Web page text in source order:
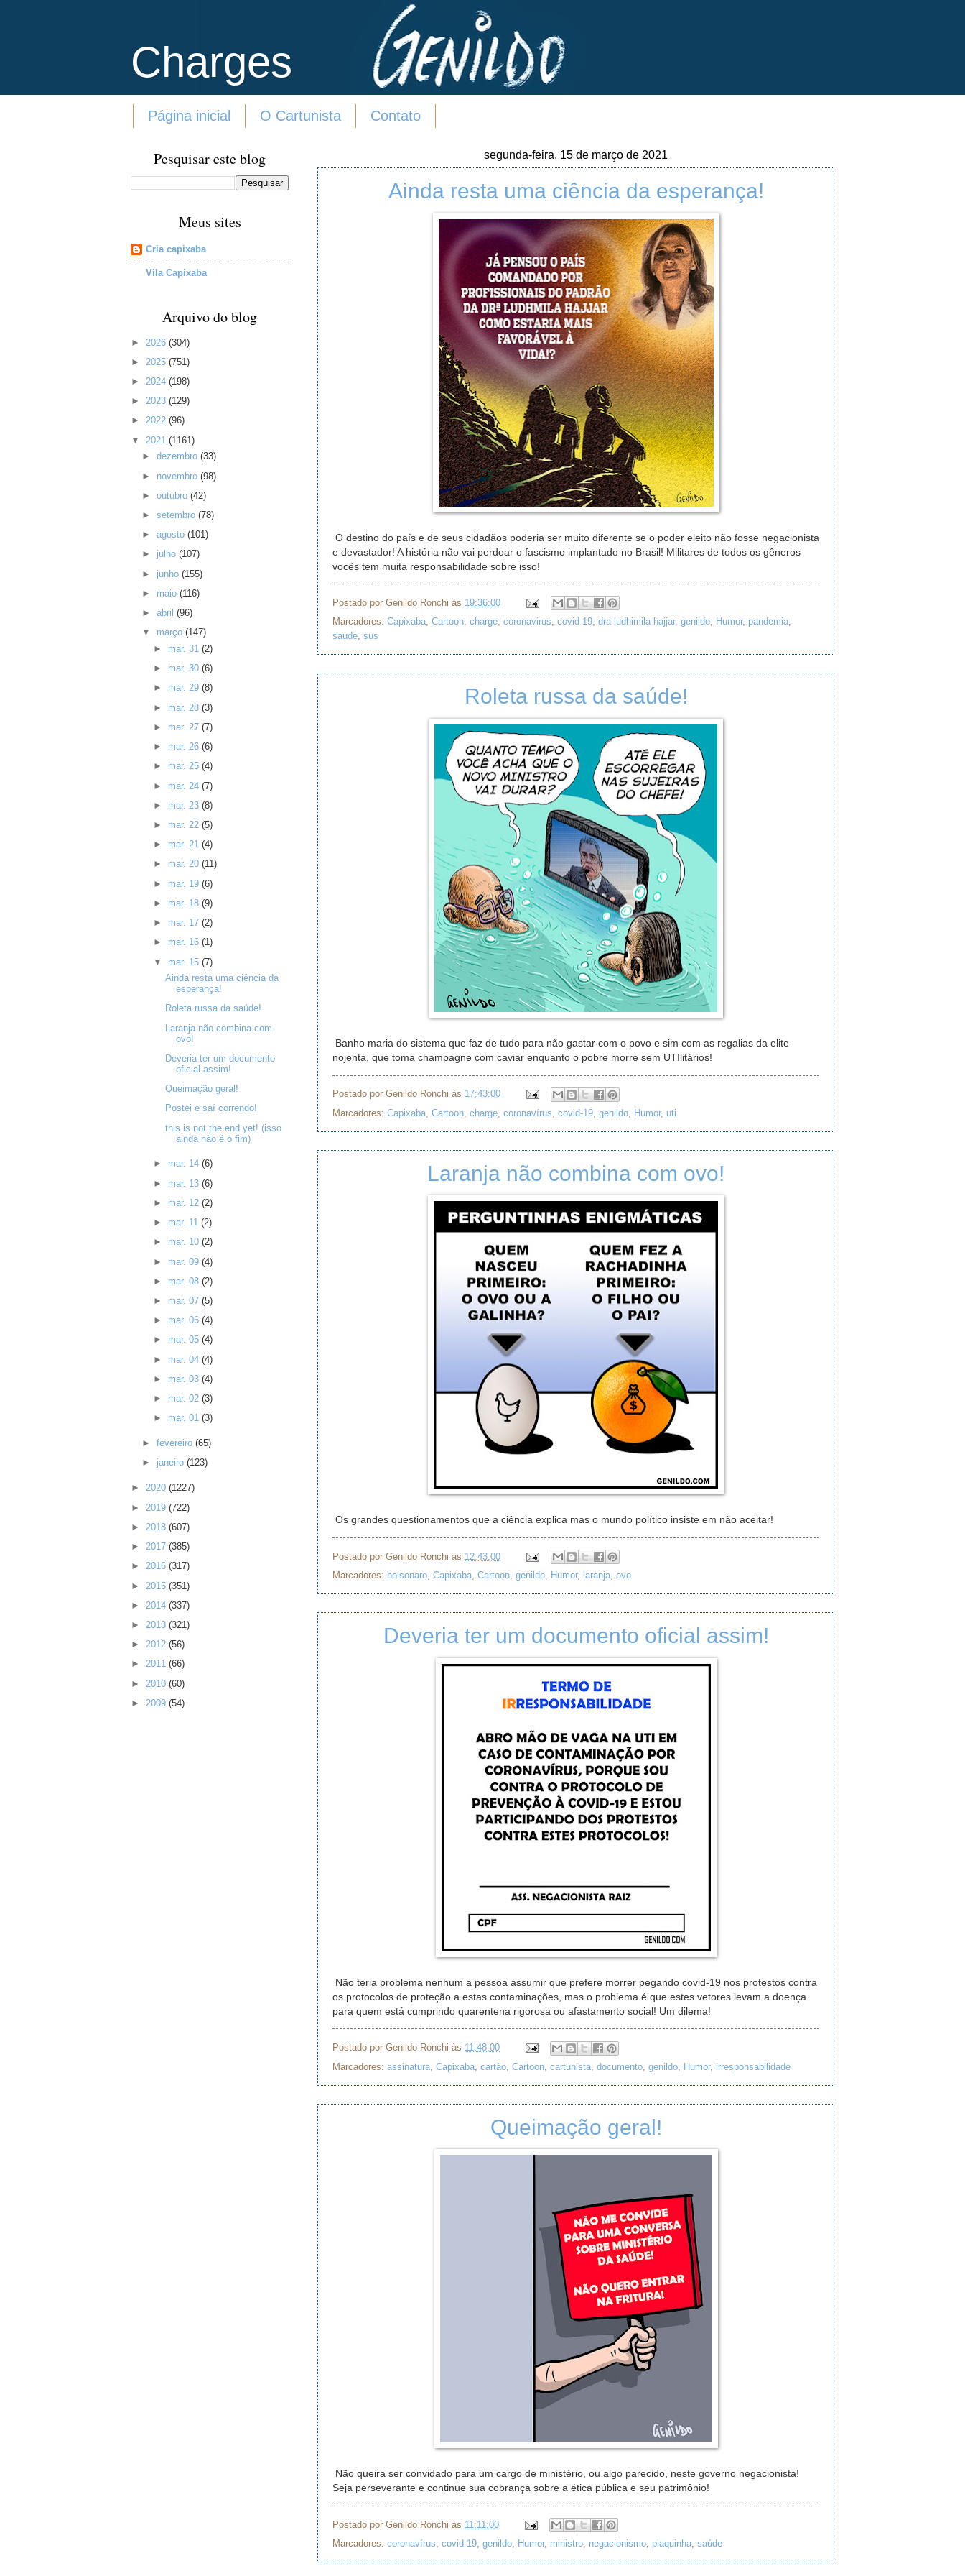
Charges
Página inicial O Cartunista Contato
segunda-feira, 15 de março de 2021
Ainda resta uma ciência da esperança!
O destino do país e de seus cidadãos poderia ser muito diferente se o poder eleito não fosse negacionista
e devastador! A história não vai perdoar o fascismo implantado no Brasil! Militares de todos os gêneros
vocês tem muita responsabilidade sobre isso!
Postado por Genildo Ronchi às 19:36:00
Marcadores: Capixaba, Cartoon, charge, coronavirus, covid-19, dra ludhimila hajjar, genildo, Humor, pandemia,
saude, sus
Roleta russa da saúde!
Banho maria do sistema que faz de tudo para não gastar com o povo e sim com as regalias da elite
nojenta, que toma champagne com caviar enquanto o pobre morre sem UTIlitários!
Postado por Genildo Ronchi às 17:43:00
Marcadores: Capixaba Cartoon charge coronavírus covid-19 genildo Humor, uti
Laranja não combina com ovo!
Os grandes questionamentos que a ciência explica mas o mundo político insiste em não aceitar!
Postado por Genildo Ronchi às 12:43:00
Marcadores: bolsonaro, Capixaba, Cartoon, genildo, Humor, laranja, ovo
Deveria ter um documento oficial assim!
Não teria problema nenhum a pessoa assumir que prefere morrer pegando covid-19 nos protestos contra
os protocolos de proteção a estas contaminações, mas o problema é que estes vetores levam a doença
para quem está cumprindo quarentena rigorosa ou afastamento social! Um dilema!
Postado por Genildo Ronchi às 11:48:00
Marcadores: assinatura Capixaba cartão Cartoon cartunista documento genildo Humor, irresponsabilidade
Queimação geral!
Não queira ser convidado para um cargo de ministério, ou algo parecido, neste governo negacionista!
Seja perseverante e continue sua cobrança sobre a ética pública e seu patrimônio!
Postado por Genildo Ronchi às 11:11:00
Marcadores: coronavírus, covid-19, genildo, Humor, ministro, negacionismo, plaquinha, saúde
Pesquisar este blog
Meus sites
Cria capixaba
Vila Capixaba
Arquivo do blog
► 2026 (304)
► 2025 (751)
► 2024 (198)
► 2023 (129)
► 2022 (96)
▼ 2021 (1161)
►dezembro(33)
► novembro(98)
►outubro(42)
►setembro(78)
►agosto(101)
► julho(107)
► junho(155)
► maio(116)
►abril(96)
▼ março(147)
► mar. 31 (2)
► mar. 30 (6)
► mar. 29 (8)
► mar. 28 (3)
► mar. 27 (7)
► mar. 26 (6)
► mar. 25 (4)
► mar. 24 (7)
► mar. 23 (8)
► mar. 22 (5)
► mar. 21 (4)
► mar. 20 (11)
► mar. 19 (6)
► mar. 18 (9)
► mar. 17 (2)
► mar. 16 (1)
▼ mar. 15 (7)
Ainda resta uma ciência da
esperança!
Roleta russa da saúde!
Laranja não combina com
ovo!
Deveria ter um documento
oficial assim!
Queimação geral!
Postei e saí correndo!
this is not the end yet! (isso
ainda não é o fim)
► mar. 14 (6)
► mar. 13 (6)
► mar. 12 (2)
► mar. 11 (2)
► mar. 10 (2)
► mar. 09 (4)
► mar. 08 (2)
► mar. 07 (5)
► mar. 06 (4)
► mar. 05 (4)
► mar. 04 (4)
► mar. 03 (4)
► mar. 02 (3)
► mar. 01 (3)
►fevereiro(65)
► janeiro(123)
► 2020 (1227)
► 2019 (722)
► 2018 (607)
► 2017 (385)
► 2016 (317)
► 2015 (351)
► 2014 (337)
► 2013 (321)
► 2012 (56)
► 2011 (66)
► 2010 (60)
► 2009 (54)